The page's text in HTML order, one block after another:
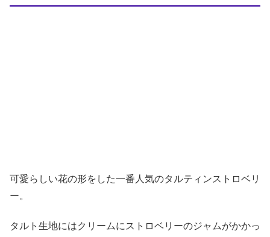
可愛らしい花の形をした一番人気のタルティンストロベリ
ー。
タルト生地にはクリームにストロベリーのジャムがかかっ